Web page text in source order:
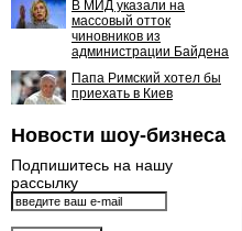
В МИД указали на
массовый отток
чиновников из
администрации Байдена
Папа Римский хотел бы
приехать в Киев
Новости шоу-бизнеса
Подпишитесь на нашу
рассылку